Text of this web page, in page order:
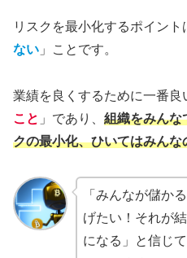
リスクを最小化するポイント
ない 」ことです。
業績を良くするために一番良
こと 」であり、 組織をみんな
クの最小化、ひいてはみんな
「みんなが儲か
げたい！それが
になる」と信じ